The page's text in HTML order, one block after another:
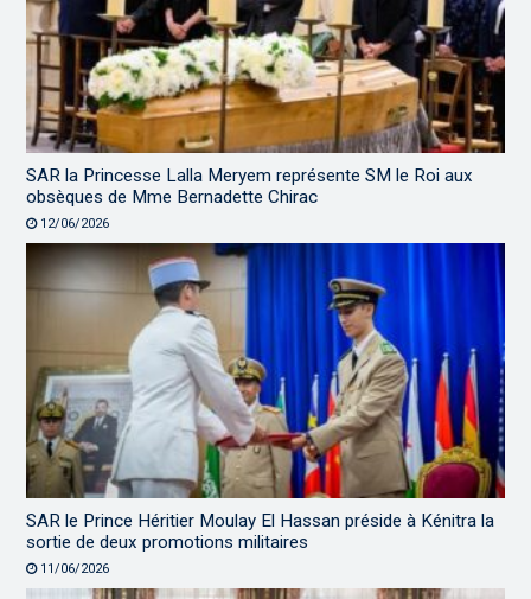
SAR la Princesse Lalla Meryem représente SM le Roi aux
obsèques de Mme Bernadette Chirac
12/06/2026
SAR le Prince Héritier Moulay El Hassan préside à Kénitra la
sortie de deux promotions militaires
11/06/2026